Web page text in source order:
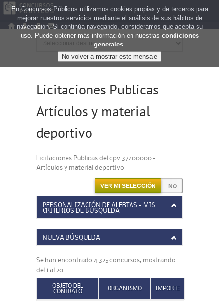
Licitaciones Publicas
Artículos y material
deportivo
Licitaciones Publicas del cpv 37400000 -
Artículos y material deportivo
VER MI SELECCIÓN
PERSONALIZACIÓN DE ALERTAS - MIS
CRITERIOS DE BÚSQUEDA
NUEVA BÚSQUEDA
Se han encontrado 4.325 concursos, mostrando
del 1 al 20.
OBJETO DEL
CONTRATO
ORGANISMO IMPORTE
En Concursos Públicos utilizamos cookies propias y de terceros para
mejorar nuestros servicios mediante el análisis de sus hábitos de
navegación. Si continúa navegando, consideramos que acepta su
uso. Puede obtener más información en nuestras condiciones
generales.